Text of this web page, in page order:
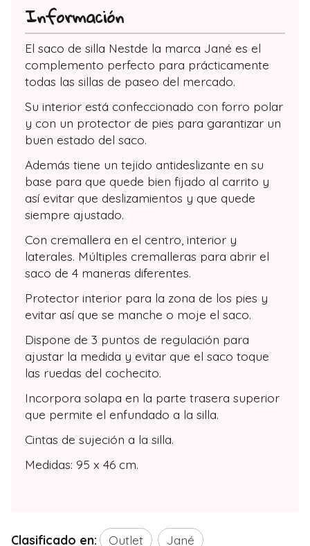
Información
El saco de silla Nestde la marca Jané es el
complemento perfecto para prácticamente
todas las sillas de paseo del mercado.
Su interior está confeccionado con forro polar
y con un protector de pies para garantizar un
buen estado del saco.
Además tiene un tejido antideslizante en su
base para que quede bien fijado al carrito y
así evitar que deslizamientos y que quede
siempre ajustado.
Con cremallera en el centro, interior y
laterales. Múltiples cremalleras para abrir el
saco de 4 maneras diferentes.
Protector interior para la zona de los pies y
evitar así que se manche o moje el saco.
Dispone de 3 puntos de regulación para
ajustar la medida y evitar que el saco toque
las ruedas del cochecito.
Incorpora solapa en la parte trasera superior
que permite el enfundado a la silla.
Cintas de sujeción a la silla.
Medidas: 95 x 46 cm.
Clasificado en: Outlet Jané